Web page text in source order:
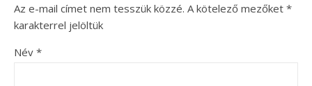
Az e-mail címet nem tesszük közzé. A kötelező mezőket *
karakterrel jelöltük
Név *